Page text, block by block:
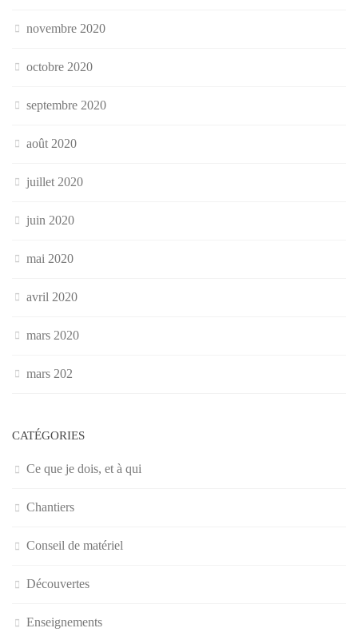
novembre 2020
octobre 2020
septembre 2020
août 2020
juillet 2020
juin 2020
mai 2020
avril 2020
mars 2020
mars 202
CATÉGORIES
Ce que je dois, et à qui
Chantiers
Conseil de matériel
Découvertes
Enseignements